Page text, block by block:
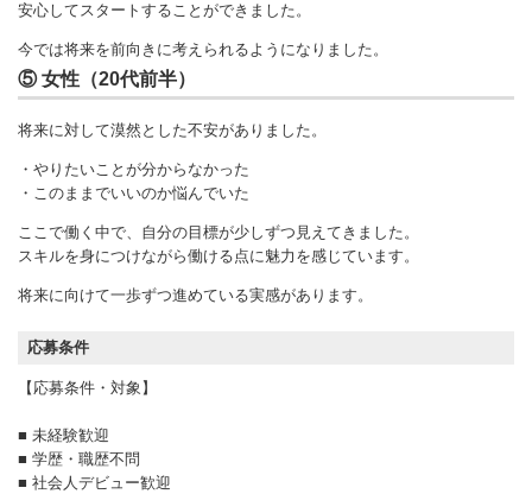
安心してスタートすることができました。
今では将来を前向きに考えられるようになりました。
⑤ 女性（20代前半）
将来に対して漠然とした不安がありました。
・やりたいことが分からなかった
・このままでいいのか悩んでいた
ここで働く中で、自分の目標が少しずつ見えてきました。
スキルを身につけながら働ける点に魅力を感じています。
将来に向けて一歩ずつ進めている実感があります。
応募条件
【応募条件・対象】
■ 未経験歓迎
■ 学歴・職歴不問
■ 社会人デビュー歓迎